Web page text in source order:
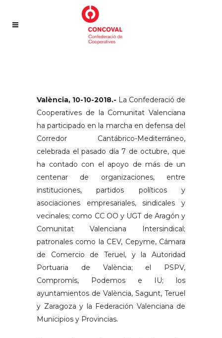
València, 10-10-2018.- La Confederació de
Cooperatives de la Comunitat Valenciana
ha participado en la marcha en defensa del
Corredor Cantábrico-Mediterráneo,
celebrada el pasado día 7 de octubre, que
ha contado con el apoyo de más de un
centenar de organizaciones, entre
instituciones, partidos políticos y
asociaciones empresariales, sindicales y
vecinales; como CC OO y UGT de Aragón y
Comunitat Valenciana Intersindical;
patronales como la CEV, Cepyme, Cámara
de Comercio de Teruel, y la Autoridad
Portuaria de València; el PSPV,
Compromís, Podemos e IU; los
ayuntamientos de València, Sagunt, Teruel
y Zaragoza y la Federación Valenciana de
Municipios y Provincias.